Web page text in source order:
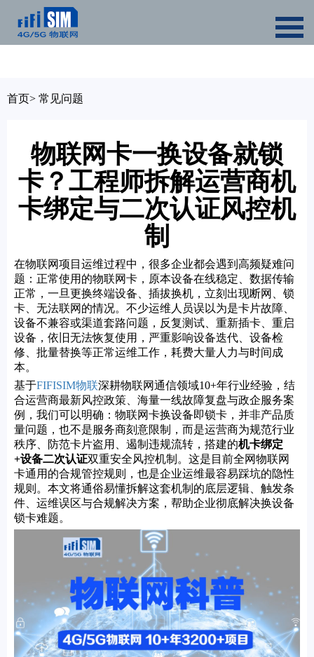
首页> 常见问题
物联网卡一换设备就锁
卡？工程师拆解运营商机
卡绑定与二次认证风控机
制
在物联网项目运维过程中，很多企业都会遇到高频疑难问
题：正常使用的物联网卡，原本设备在线稳定、数据传输
正常，一旦更换终端设备、插拔换机，立刻出现断网、锁
卡、无法联网的情况。不少运维人员误以为是卡片故障、
设备不兼容或渠道套路问题，反复测试、重新插卡、重启
设备，依旧无法恢复使用，严重影响设备迭代、设备检
修、批量替换等正常运维工作，耗费大量人力与时间成
本。
基于FIFISIM物联深耕物联网通信领域10+年行业经验，结
合运营商最新风控政策、海量一线故障复盘与政企服务案
例，我们可以明确：物联网卡换设备即锁卡，并非产品质
量问题，也不是服务商刻意限制，而是运营商为规范行业
秩序、防范卡片盗用、遏制违规流转，搭建的机卡绑定
+设备二次认证双重安全风控机制。这是目前全网物联网
卡通用的合规管控规则，也是企业运维最容易踩坑的隐性
规则。本文将通俗易懂拆解这套机制的底层逻辑、触发条
件、运维误区与合规解决方案，帮助企业彻底解决换设备
锁卡难题。